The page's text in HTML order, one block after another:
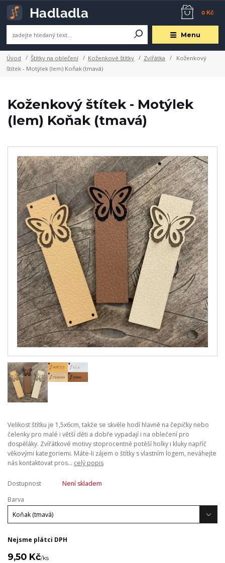
Menu
0 Kč
Úvod Štítky na oblečení Koženkové štítky Zvířátka
Koženkový
štítek - Motýlek (lem) Koňak (tmavá)
Koženkový štítek - Motýlek
(lem) Koňak (tmavá)
Velikost štítku je 1,5x6cm, takže se skvěle hodí hlavně na čepičky nebo
čelenky pro malé i větší děti a dobře vypadají i na oblečení pro
dospěláky. Zvířátkové motivy stoprocentně potěší holky i kluky napříč
věkovými kategoriemi. Máte-li zájem o štítky s vlastním logem, neváhejte
nás kontaktovat pros... celý popis
Dostupnost
Není skladem
Barva
Nejsme plátci DPH
9,50 Kč/ks